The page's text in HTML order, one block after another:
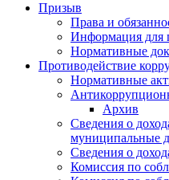
Призыв
Права и
Информация для
Нормативные
Противодействие
Нормативные
Архив
Сведения о
муниципальные
Сведения о
Комиссия по